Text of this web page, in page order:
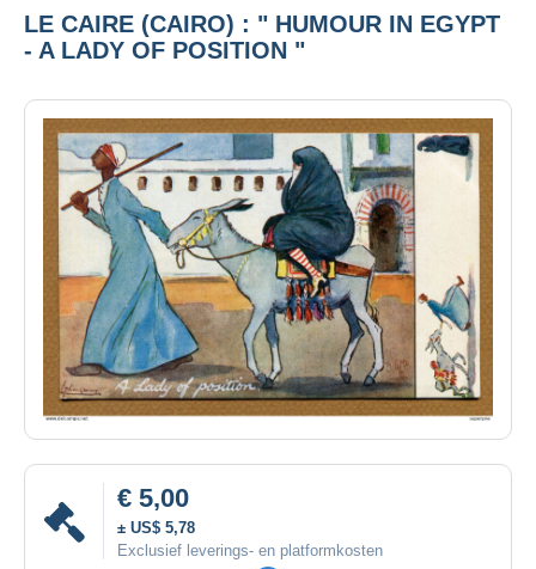
LE CAIRE (CAIRO) : " HUMOUR IN EGYPT
- A LADY OF POSITION "
€ 5,00
± US$ 5,78
Exclusief leverings- en platformkosten